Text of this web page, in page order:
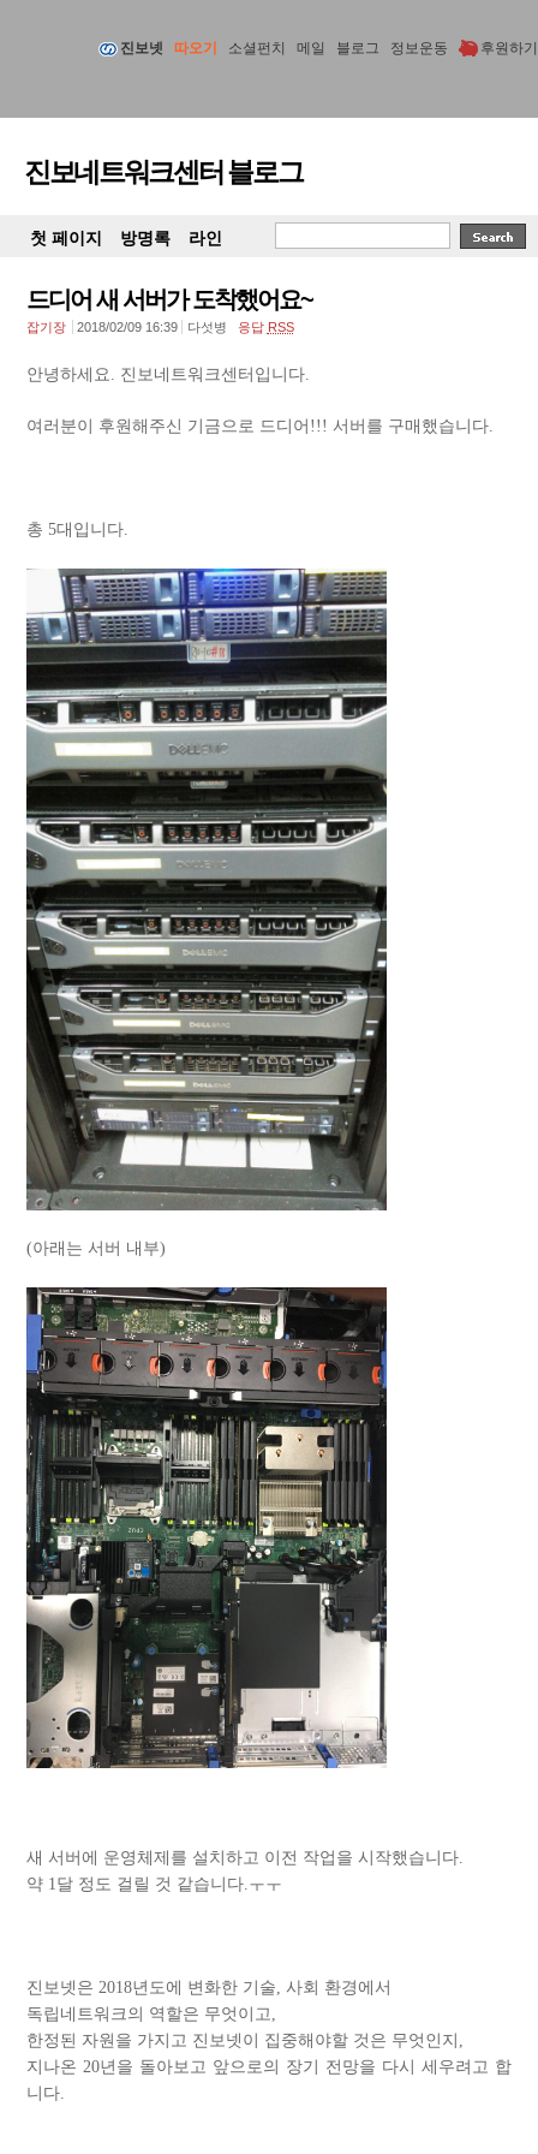
진보넷 따오기 소셜펀치 메일 블로그 정보운동 후원하기
진보네트워크센터 블로그
첫 페이지 방명록 라인
드디어 새 서버가 도착했어요~
잡기장 2018/02/09 16:39 다섯병 응답 RSS
안녕하세요. 진보네트워크센터입니다.
여러분이 후원해주신 기금으로 드디어!!! 서버를 구매했습니다.
총 5대입니다.
(아래는 서버 내부)
새 서버에 운영체제를 설치하고 이전 작업을 시작했습니다.
약 1달 정도 걸릴 것 같습니다.ㅜㅜ
진보넷은 2018년도에 변화한 기술, 사회 환경에서
독립네트워크의 역할은 무엇이고,
한정된 자원을 가지고 진보넷이 집중해야할 것은 무엇인지,
지나온 20년을 돌아보고 앞으로의 장기 전망을 다시 세우려고 합
니다.